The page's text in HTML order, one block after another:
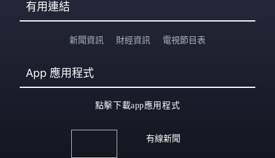
有用連結
新聞資訊 財經資訊 電視節目表
App 應用程式
點擊下載app應用程式
有線新聞